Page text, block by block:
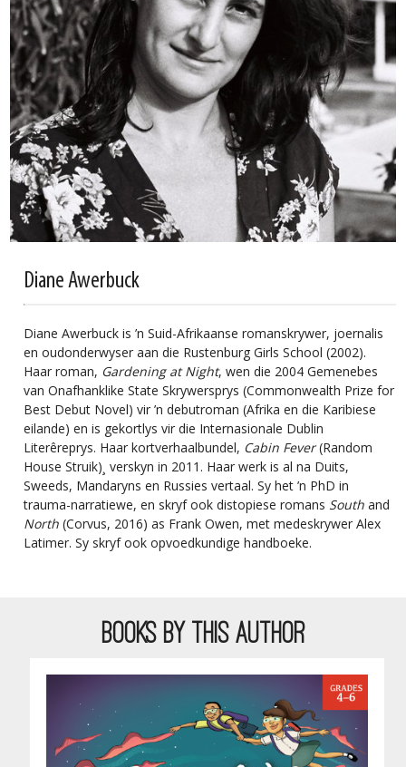
Diane Awerbuck
Diane Awerbuck is’n Suid-Afrikaanse romanskrywer, joernalis
en oudonderwyser aan die Rustenburg Girls School (2002).
Haar roman, Gardening at Night, wen die 2004Gemenebes
van Onafhanklike State Skrywersprys (Commonwealth Prize for
Best Debut Novel) vir’n debutroman(Afrika en die Karibiese
eilande) en is gekortlys vir die Internasionale Dublin
Literêreprys. Haar kortverhaalbundel, Cabin Fever(Random
House Struik)¸ verskyn in 2011. Haar werk is al na Duits,
Sweeds, Mandaryns en Russies vertaal. Sy het’n PhD in
trauma-narratiewe, en skryf ook distopiese romans South and
North (Corvus, 2016) as Frank Owen, met medeskrywer Alex
Latimer. Sy skryf ook opvoedkundige handboeke.
BOOKS BY THIS AUTHOR